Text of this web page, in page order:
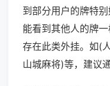
到部分用户的牌特
能看到其他人的牌
存在此类外挂。如(
山城麻将)等，建议